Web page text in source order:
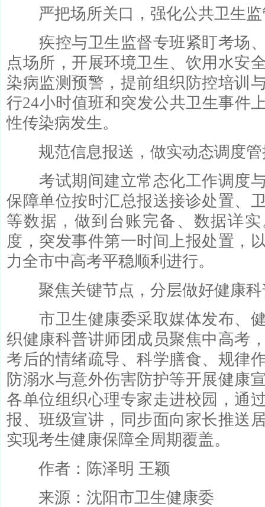
严把场所关口，强化公共卫生监
疾控与卫生监督专班紧盯考场、
点场所，开展环境卫生、饮用水安
染病监测预警，提前组织防控培训
行24小时值班和突发公共卫生事件
性传染病发生。
规范信息报送，做实动态调度管
考试期间建立常态化工作调度与
保障单位按时汇总报送接诊处置、
等数据，做到台账完备、数据详
度，突发事件第一时间上报处置，
力全市中高考平稳顺利进行。
聚焦关键节点，分层做好健康科
市卫生健康委采取媒体发布、健
织健康科普讲师团成员聚焦中高考
考后的情绪疏导、科学膳食、规律
防溺水与意外伤害防护等开展健康
各单位组织心理专家走进校园，通
报、班级宣讲，同步面向家长推送
实现考生健康保障全周期覆盖。
作者：陈泽明 王颖
来源：沈阳市卫生健康委